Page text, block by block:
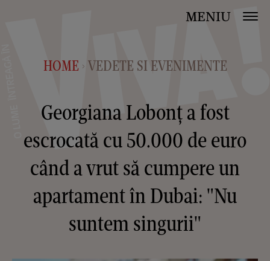
MENIU
HOME > VEDETE SI EVENIMENTE
Georgiana Lobonț a fost
escrocată cu 50.000 de euro
când a vrut să cumpere un
apartament în Dubai: "Nu
suntem singurii"